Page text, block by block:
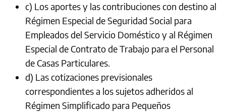
c) Los aportes y las contribuciones con destino al
Régimen Especial de Seguridad Social para
Empleados del Servicio Doméstico y al Régimen
Especial de Contrato de Trabajo para el Personal
de Casas Particulares.
d) Las cotizaciones previsionales
correspondientes a los sujetos adheridos al
Régimen Simplificado para Pequeños